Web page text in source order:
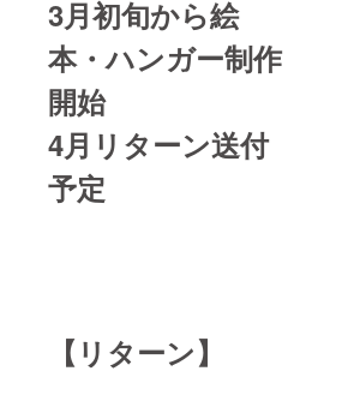
3月初旬から絵
本・ハンガー制作
開始
4月リターン送付
予定
【リターン】